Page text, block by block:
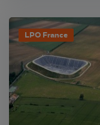
LPO France